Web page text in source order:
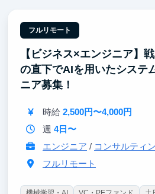
リースし、これから本格的に市場
ズです。スクラッチで実装しなが
流れを0から学べるため、エンジ
験を積むことができます。
フルリモート
【ビジネス×エンジニア】
の直下でAIを用いたシステ
ニア募集！
時給 2,500円〜4,000円
週 4日〜
エンジニア / コンサルティ
フルリモート